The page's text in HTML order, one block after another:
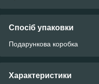
Спосіб упаковки
Подарункова коробка
Характеристики